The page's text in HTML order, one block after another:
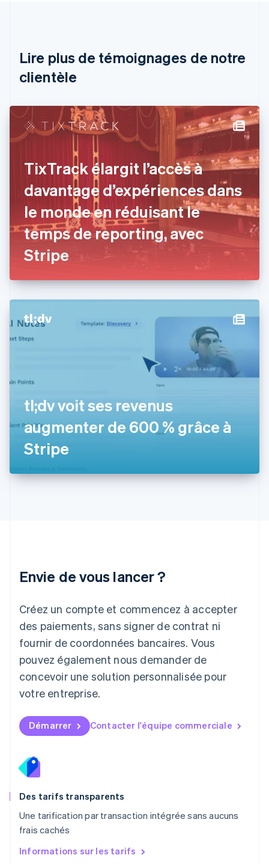
Lire plus de témoignages de notre
clientèle
TixTrack élargit l’accès à
davantage d’expériences dans
le monde en réduisant le
temps de reporting, avec
Stripe
tl;dv voit ses revenus
augmenter de 600 % grâce à
Stripe
Envie de vous lancer ?
Créez un compte et commencez à accepter
des paiements, sans signer de contrat ni
fournir de coordonnées bancaires. Vous
pouvez également nous demander de
concevoir une solution personnalisée pour
votre entreprise.
Démarrer Contacter l'équipe commerciale
Des tarifs transparents
Une tarification par transaction intégrée sans aucuns
frais cachés
Informations sur les tarifs
Brésil
PortuguêsEnglish
Bulgarie
EnglishFrançais
Chine continentale
简体中文 English
Croatie
Italiano
Danemark
English
Émirats arabes unis
English
Espagne
EspañolEnglish
English
États-Unis
Finlande
English
English
Inde
English
English
Deutsch English
Luxembourg
FrançaisDeutsch English
Malaisie
English 简体中文
Malte
English
EspañolEnglish
English
Nouvelle-Zélande
Pays-Bas
Nederlands
English
PortuguêsEnglish
R.A.S. de Hong Kong, Chine
English